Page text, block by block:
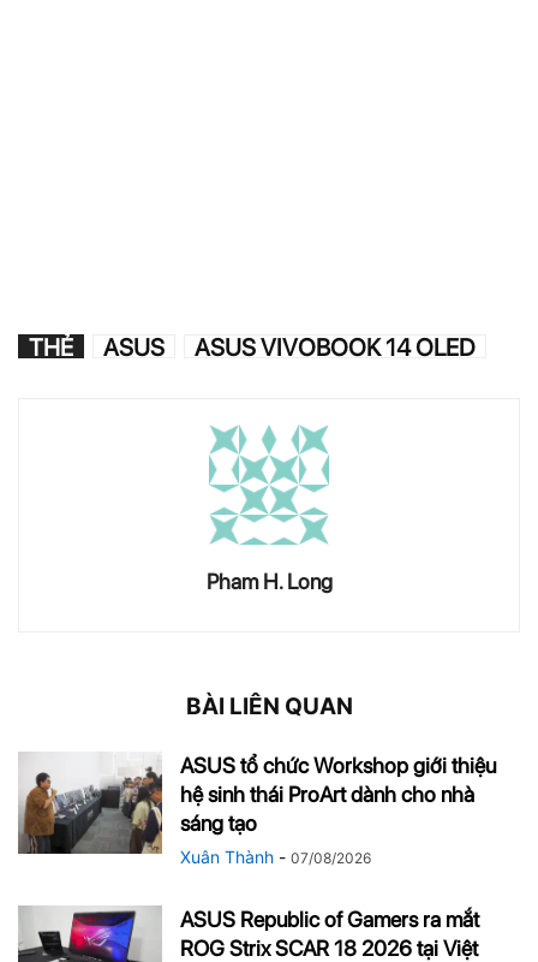
THẺ ASUS ASUS VIVOBOOK 14 OLED
Pham H. Long
BÀI LIÊN QUAN
ASUS tổ chức Workshop giới thiệu
hệ sinh thái ProArt dành cho nhà
sáng tạo
Xuân Thành - 07/08/2026
ASUS Republic of Gamers ra mắt
ROG Strix SCAR 18 2026 tại Việt